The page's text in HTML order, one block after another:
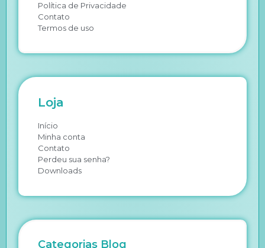
Política de Privacidade
Contato
Termos de uso
Loja
Início
Minha conta
Contato
Perdeu sua senha?
Downloads
Categorias Blog